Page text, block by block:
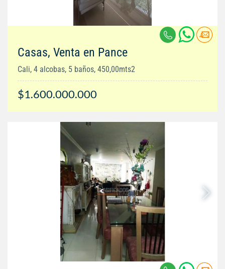
Casas, Venta en Pance
Cali, 4 alcobas, 5 baños, 450,00mts2
$1.600.000.000